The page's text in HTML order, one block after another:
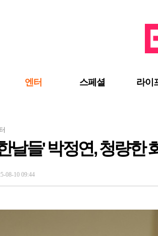
엔터 스페셜 라이
날들' 박정연, 청량한
08-10 09:44